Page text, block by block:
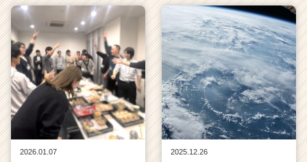
2026.01.07
2025.12.26